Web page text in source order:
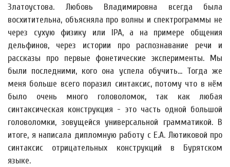
Златоустова. Любовь Владимировна всегда была
восхитительна, объясняла про волны и спектрограммы не
через сухую физику или IPA, а на примере общения
дельфинов, через истории про распознавание речи и
рассказы про первые фонетические эксперименты. Мы
были последними, кого она успела обучить... Тогда же
меня больше всего поразил синтаксис, потому что в нём
было очень много головоломок, так как любая
синтаксическая конструкция - это часть одной большой
головоломки, зовущейся универсальной грамматикой. В
итоге, я написала дипломную работу с Е.А. Лютиковой про
синтаксис отрицательных конструкций в Бурятском
языке.